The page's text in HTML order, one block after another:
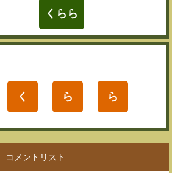
くらら
く ら ら
コメントリスト